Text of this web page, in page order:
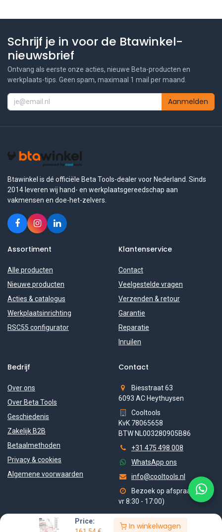
Price:
In winkelwagen
Schrijf je in voor de Btawinkel-
nieuwsbrief
Ontvang als eerste onze acties, nieuwe Beta-producten en
werkplaats-tips. Geen spam, maximaal 1 mail per maand.
Aanmelden
Btawinkel is dé officiële Beta Tools-dealer voor Nederland. Sinds
2014 leveren wij hand- en werkplaatsgereedschap aan
vakmensen en doe-het-zelvers.
Assortiment
Alle producten
Nieuwe producten
Acties & catalogus
Werkplaatsinrichting
RSC55 configurator
Klantenservice
Contact
Veelgestelde vragen
Verzenden & retour
Garantie
Reparatie
Inruilen
Bedrijf
Over ons
Over Beta Tools
Geschiedenis
Zakelijk B2B
Betaalmethoden
Privacy & cookies
Algemene voorwaarden
Contact
Biesstraat 63
6093 AC Heythuysen
Cooltools
KvK 78065658
BTW NL003280905B86
+31 475 498 008
WhatsApp ons
info@cooltools.nl
Bezoek op afspraak (ma-
vr 8:30 - 17:00)